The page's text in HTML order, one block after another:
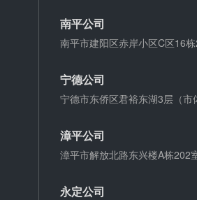
出借人只提供微信转账凭证，只
系生效，但是不能证明双方存在
夫妻一方死亡后,债务怎么处
南平公司
南平市建阳区赤岸小区C区16
宁德公司
宁德市东侨区君裕东湖3层（市
漳平公司
漳平市解放北路东兴楼A栋202
永定公司